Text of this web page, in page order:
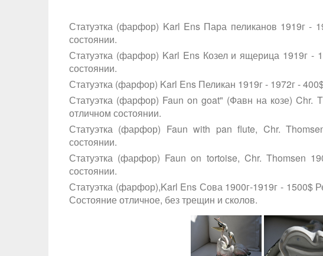
Статуэтка (фарфор) Karl Ens Пара пеликанов 1919г -
состоянии.
Статуэтка (фарфор) Karl Ens Козел и ящерица 1919г -
состоянии.
Статуэтка (фарфор) Karl Ens Пеликан 1919г - 1972г -
Статуэтка (фарфор) Faun on goat" (Фавн на козе) Chr.
отличном состоянии.
Статуэтка (фарфор) Faun with pan flute, Chr.
состоянии.
Статуэтка (фарфор) Faun on tortoise, Chr. Thomsen
состоянии.
Статуэтка (фарфор),Karl Ens Сова 1900г-1919г - 1500$
Состояние отличное, без трещин и сколов.